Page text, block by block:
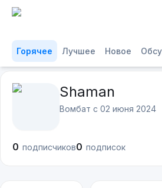
Горячее Лучшее Новое
Shaman
Вомбат с 02 июня 2024
0 подписчиков0 подписок